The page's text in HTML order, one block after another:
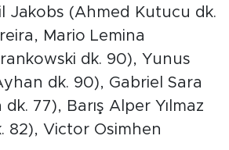
Jakobs (Ahmed Kutucu dk.
Mario Lemina
dk. 90), Yunus
dk. 90), Gabriel Sara
77), Barış Alper Yılmaz
82), Victor Osimhen